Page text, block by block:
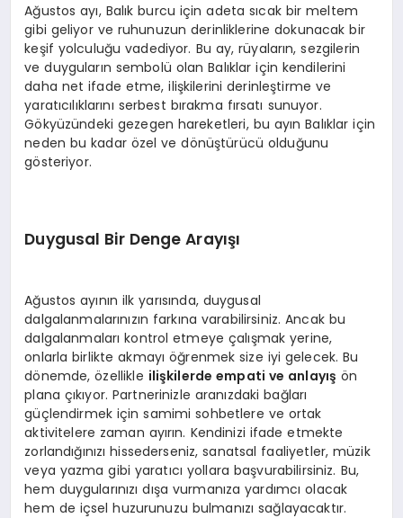
Ağustos ayı, Balık burcu için adeta sıcak bir meltem
gibi geliyor ve ruhunuzun derinliklerine dokunacak bir
keşif yolculuğu vadediyor. Bu ay, rüyaların, sezgilerin
ve duyguların sembolü olan Balıklar için kendilerini
daha net ifade etme, ilişkilerini derinleştirme ve
yaratıcılıklarını serbest bırakma fırsatı sunuyor.
Gökyüzündeki gezegen hareketleri, bu ayın Balıklar için
neden bu kadar özel ve dönüştürücü olduğunu
gösteriyor.
Duygusal Bir Denge Arayışı
Ağustos ayının ilk yarısında, duygusal
dalgalanmalarınızın farkına varabilirsiniz. Ancak bu
dalgalanmaları kontrol etmeye çalışmak yerine,
onlarla birlikte akmayı öğrenmek size iyi gelecek. Bu
dönemde, özellikle ilişkilerde empati ve anlayış ön
plana çıkıyor. Partnerinizle aranızdaki bağları
güçlendirmek için samimi sohbetlere ve ortak
aktivitelere zaman ayırın. Kendinizi ifade etmekte
zorlandığınızı hissederseniz, sanatsal faaliyetler, müzik
veya yazma gibi yaratıcı yollara başvurabilirsiniz. Bu,
hem duygularınızı dışa vurmanıza yardımcı olacak
hem de içsel huzurunuzu bulmanızı sağlayacaktır.